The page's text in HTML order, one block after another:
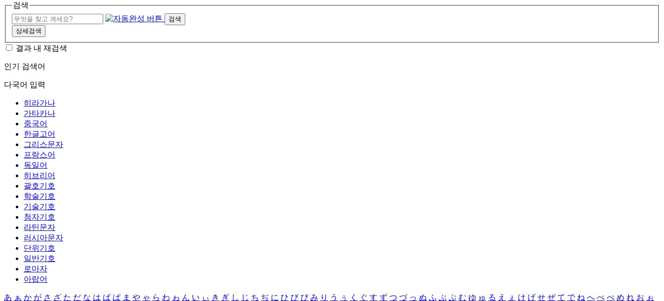
검색
검색
상세검색
결과 내 재검색
인기 검색어
다국어 입력
히라가나
가타카나
중국어
한글고어
그리스문자
프랑스어
독일어
히브리어
괄호기호
학술기호
기술기호
첨자기호
라틴문자
러시아문자
단위기호
일반기호
로마자
아랍어
あ ぁ か が さ ざ た だ な は ば ぱ ま や ゃ ら わ ゎ ん い ぃ き ぎ し じ ち ぢ に ひ び ぴ み り う ぅ く ぐ す ず つ づ っ ぬ ふ ぶ ぷ む ゆ ゅ る え ぇ け げ せ ぜ て で ね へ べ ぺ め れ お ぉ